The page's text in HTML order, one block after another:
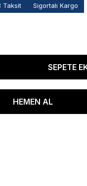
Taksit Sigortalı Kargo